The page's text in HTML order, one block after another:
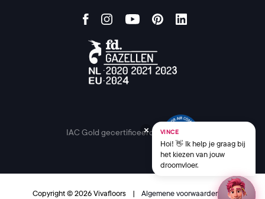
IAC Gold gecertificeerd
Copyright © 2026 Vivafloors | Algemene voorwaarden |
VINCE
Hoi! 👋 Ik help je graag bij
het kiezen van jouw
droomvloer.